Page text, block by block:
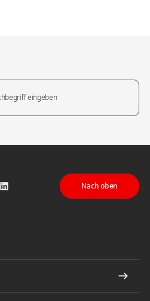
Instagram
auf TikTok
Sparkasse auf LinkedIn
Nach oben